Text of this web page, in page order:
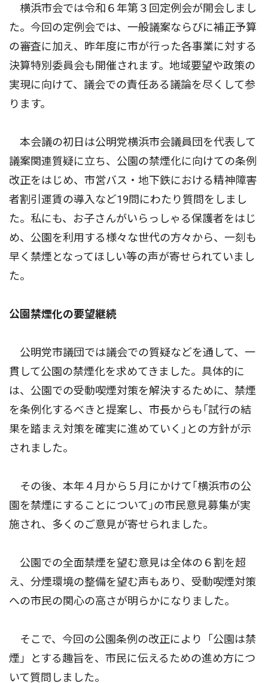
横浜市会では令和６年第３回定例会が開会しまし
た。今回の定例会では、一般議案ならびに補正予算
の審査に加え、昨年度に市が行った各事業に対する
決算特別委員会も開催されます。地域要望や政策の
実現に向けて、議会での責任ある議論を尽くして参
ります。
本会議の初日は公明党横浜市会議員団を代表して
議案関連質疑に立ち、公園の禁煙化に向けての条例
改正をはじめ、市営バス・地下鉄における精神障害
者割引運賃の導入など19問にわたり質問をしまし
た。私にも、お子さんがいらっしゃる保護者をはじ
め、公園を利用する様々な世代の方々から、一刻も
早く禁煙となってほしい等の声が寄せられていまし
た。
公園禁煙化の要望継続
公明党市議団では議会での質疑などを通して、一
貫して公園の禁煙化を求めてきました。具体的に
は、公園での受動喫煙対策を解決するために、禁煙
を条例化するべきと提案し、市長からも｢試行の結
果を踏まえ対策を確実に進めていく｣との方針が示
されました。
その後、本年４月から５月にかけて｢横浜市の公
園を禁煙にすることについて｣の市民意見募集が実
施され、多くのご意見が寄せられました。
公園での全面禁煙を望む意見は全体の６割を超
え、分煙環境の整備を望む声もあり、受動喫煙対策
への市民の関心の高さが明らかになりました。
そこで、今回の公園条例の改正により「公園は禁
煙」とする趣旨を、市民に伝えるための進め方につ
いて質問しました。